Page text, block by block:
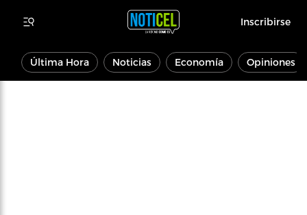
Inscribirse
Última Hora Noticias Economía Opiniones